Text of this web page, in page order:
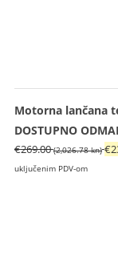
Motorna lančana
DOSTUPNO
€269.00 (2,026.78 kn) €
uključenim PDV-om